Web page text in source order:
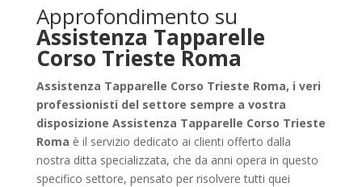
Approfondimento su
Assistenza Tapparelle
Corso Trieste Roma
Assistenza Tapparelle Corso Trieste Roma, i veri
professionisti del settore sempre a vostra
disposizione Assistenza Tapparelle Corso Trieste
Roma è il servizio dedicato ai clienti offerto dalla
nostra ditta specializzata, che da anni opera in questo
specifico settore, pensato per risolvere tutti quei